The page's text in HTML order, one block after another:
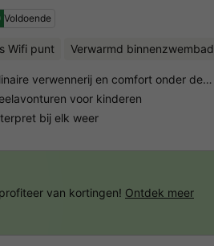
Voldoende
Wifi punt Verwarmd binnenzwembad
verwennerij en comfort onder de…
voor kinderen
bij elk weer
van kortingen! Ontdek meer